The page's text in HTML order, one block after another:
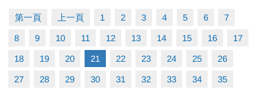
▌12/1~12/31優惠
▪︎ １梯９５折(現場＆網路皆可報名)
▪︎ ２梯(含)以上９折(限同一人一次現場報名)
▌1/1起至開課前
第一頁 上一頁 1 2 3 4 5 6 7
8 9 10 11 12 13 14 15 16 17
18 19 20 21 22 23 24 25 26
27 28 29 30 31 32 33 34 35